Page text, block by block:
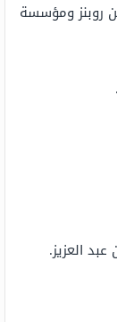
روبنز ومؤسسة
العزيز.